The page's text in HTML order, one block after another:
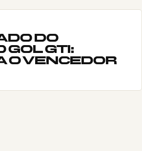
DO
GOL GTI:
O VENCEDOR